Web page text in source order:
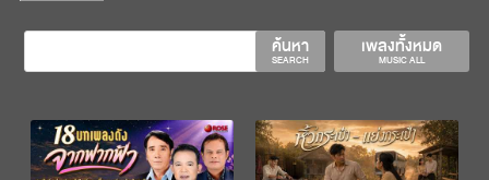
เพลงทั้งหมด
MUSIC ALL
ค้นหา
SEARCH